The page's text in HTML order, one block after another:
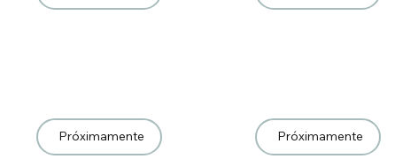
Próximamente Próximamente